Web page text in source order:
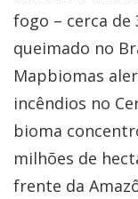
fogo – cerca
queimado no
Mapbiomas
incêndios no
bioma
milhões de
frente da